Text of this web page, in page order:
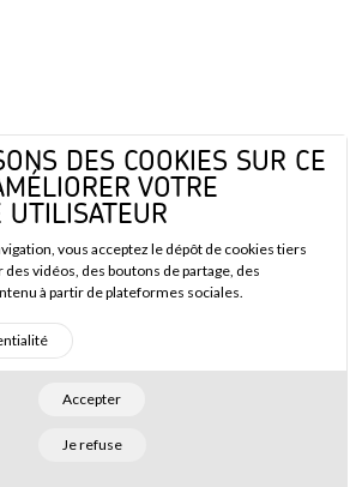
DES COOKIES SUR CE
VOTRE
UTILISATEUR
vous acceptez le dépôt de cookies tiers
vidéos, des boutons de partage, des
à partir de plateformes sociales.
Accepter
Je refuse